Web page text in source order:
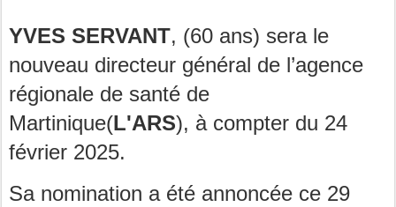
YVES SERVANT, (60 ans) sera le
nouveau directeur général de l’agence
régionale de santé de
Martinique(L'ARS), à compter du 24
février 2025.
Sa nomination a été annoncée ce 29